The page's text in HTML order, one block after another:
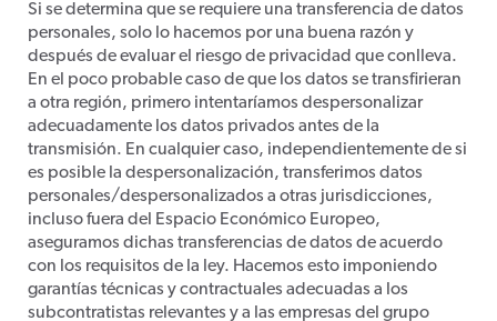
Si se determina que se requiere una transferencia de datos
personales, solo lo hacemos por una buena razón y
después de evaluar el riesgo de privacidad que conlleva.
En el poco probable caso de que los datos se transfirieran
a otra región, primero intentaríamos despersonalizar
adecuadamente los datos privados antes de la
transmisión. En cualquier caso, independientemente de si
es posible la despersonalización, transferimos datos
personales/despersonalizados a otras jurisdicciones,
incluso fuera del Espacio Económico Europeo,
aseguramos dichas transferencias de datos de acuerdo
con los requisitos de la ley. Hacemos esto imponiendo
garantías técnicas y contractuales adecuadas a los
subcontratistas relevantes y a las empresas del grupo